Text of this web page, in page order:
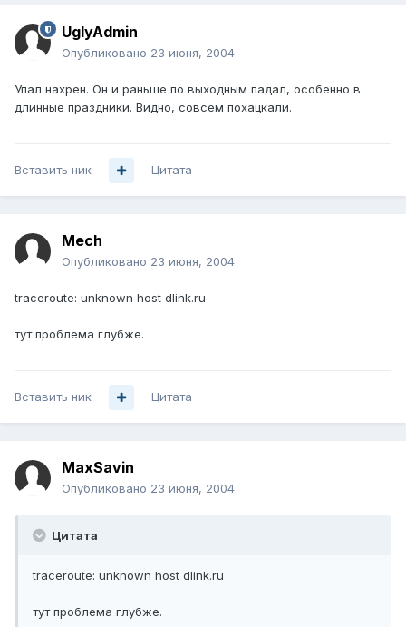
UglyAdmin
Опубликовано 23 июня, 2004
Упал нахрен. Он и раньше по выходным падал, особенно в
длинные праздники. Видно, совсем похацкали.
Вставить ник Цитата
Mech
Опубликовано 23 июня, 2004
traceroute: unknown host dlink.ru
тут проблема глубже.
Вставить ник Цитата
MaxSavin
Опубликовано 23 июня, 2004
Цитата
traceroute: unknown host dlink.ru
тут проблема глубже.